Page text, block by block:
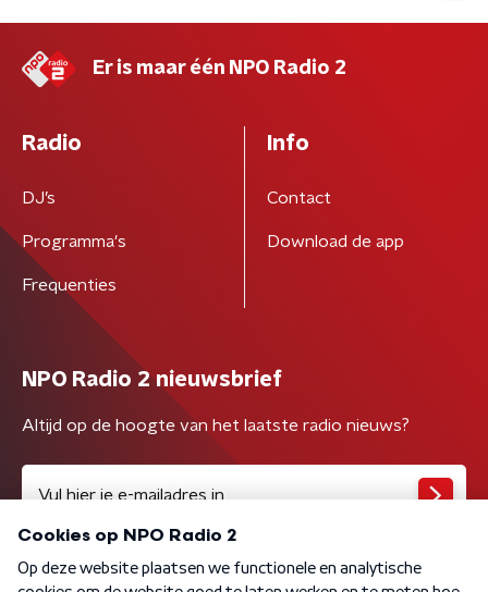
Er is maar één NPO Radio 2
Radio
DJ’s
Programma's
Frequenties
Info
Contact
Download de app
NPO Radio 2 nieuwsbrief
Altijd op de hoogte van het laatste radio nieuws?